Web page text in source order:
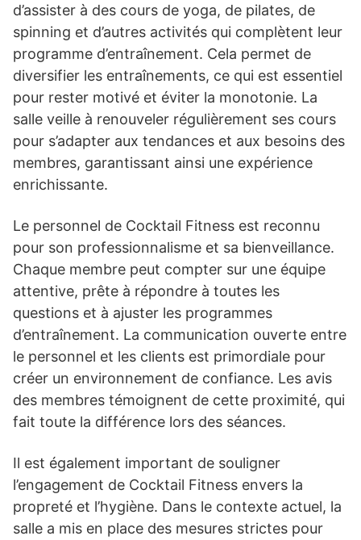
d’assister à des cours de yoga, de pilates, de
spinning et d’autres activités qui complètent leur
programme d’entraînement. Cela permet de
diversifier les entraînements, ce qui est essentiel
pour rester motivé et éviter la monotonie. La
salle veille à renouveler régulièrement ses cours
pour s’adapter aux tendances et aux besoins des
membres, garantissant ainsi une expérience
enrichissante.
Le personnel de Cocktail Fitness est reconnu
pour son professionnalisme et sa bienveillance.
Chaque membre peut compter sur une équipe
attentive, prête à répondre à toutes les
questions et à ajuster les programmes
d’entraînement. La communication ouverte entre
le personnel et les clients est primordiale pour
créer un environnement de confiance. Les avis
des membres témoignent de cette proximité, qui
fait toute la différence lors des séances.
Il est également important de souligner
l’engagement de Cocktail Fitness envers la
propreté et l’hygiène. Dans le contexte actuel, la
salle a mis en place des mesures strictes pour